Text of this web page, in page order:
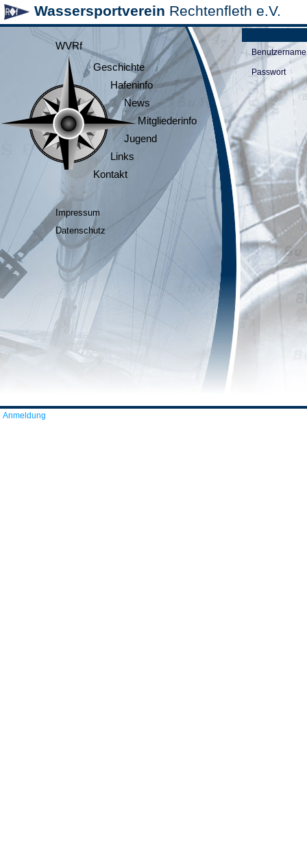
Wassersportverein Rechtenfleth e.V.
WVRf
Geschichte
Hafeninfo
News
Mitgliederinfo
Jugend
Links
Kontakt
Impressum
Datenschutz
Benutzername
Passwort
Anmeldung